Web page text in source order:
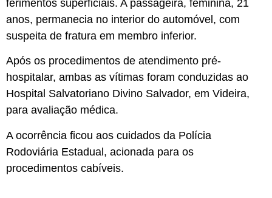
ferimentos superficiais. A passageira, feminina, 21
anos, permanecia no interior do automóvel, com
suspeita de fratura em membro inferior.
Após os procedimentos de atendimento pré-
hospitalar, ambas as vítimas foram conduzidas ao
Hospital Salvatoriano Divino Salvador, em Videira,
para avaliação médica.
A ocorrência ficou aos cuidados da Polícia
Rodoviária Estadual, acionada para os
procedimentos cabíveis.